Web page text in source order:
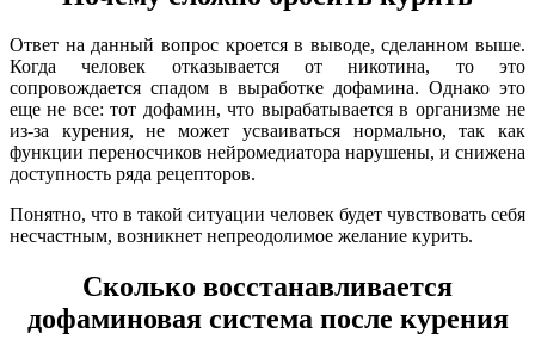
Ответ на данный вопрос кроется в выводе, сделанном выше.
Когда человек отказывается от никотина, то это
сопровождается спадом в выработке дофамина. Однако это
еще не все: тот дофамин, что вырабатывается в организме не
из-за курения, не может усваиваться нормально, так как
функции переносчиков нейромедиатора нарушены, и снижена
доступность ряда рецепторов.
Понятно, что в такой ситуации человек будет чувствовать себя
несчастным, возникнет непреодолимое желание курить.
Сколько восстанавливается
дофаминовая система после курения